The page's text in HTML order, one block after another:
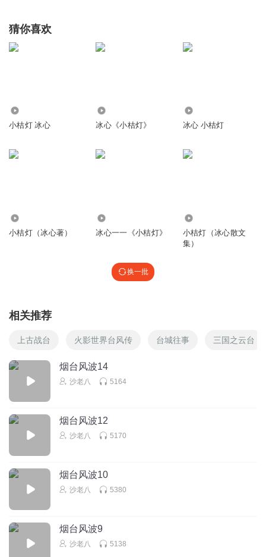
猜你喜欢
小桔灯 冰心 冰心《小桔灯》 冰心 小桔灯
小桔灯（冰心著） 冰心一一《小桔灯》
小桔灯（冰心散文
集）
换一批
相关推荐
上古战台 火影世界台风传 台城往事 三国之云台
烟台风波14
沙老八 5164
烟台风波12
沙老八 5170
烟台风波10
沙老八 5380
烟台风波9
沙老八 5138